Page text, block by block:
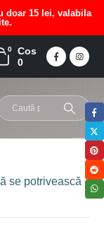
doar 15 lei, valabila
0
Cos
0
se potrivească